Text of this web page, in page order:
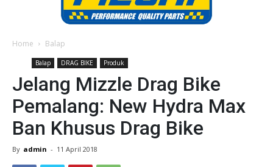
Home Balap
Balap DRAG BIKE Produk
Jelang Mizzle Drag Bike
Pemalang: New Hydra Max
Ban Khusus Drag Bike
By admin - 11 April 2018